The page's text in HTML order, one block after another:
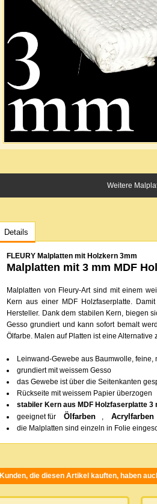
Weitere
Details
FLEURY Malplatten mit Holzkern 3mm
Malplatten mit 3 mm MDF
Malplatten von Fleury-Art sind mit einem
Kern aus einer MDF Holzfaserplatte.
Hersteller. Dank dem stabilen Kern, biegen
Gesso grundiert und kann sofort bemalt
Ölfarbe. Malen auf Platten ist eine Alternative
Leinwand-Gewebe aus Baumwolle, feine,
grundiert mit weissem Gesso
das Gewebe ist über die Seitenkanten
Rückseite mit weissem Papier überzogen
stabiler Kern aus MDF Holzfaserplatte 3
geeignet für
Ölfarben , Acrylfarben
die Malplatten sind einzeln in Folie
Kunden, die diesen Artikel kauften, haben